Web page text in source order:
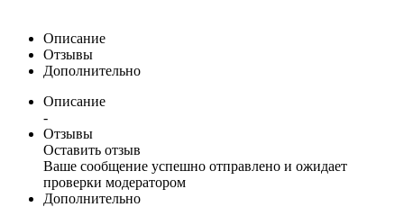
Описание
Отзывы
Дополнительно
Описание
-
Отзывы
Оставить отзыв
Ваше сообщение успешно отправлено и ожидает
проверки модератором
Дополнительно